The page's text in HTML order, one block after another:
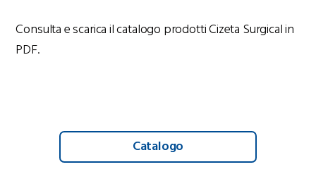
Consulta e scarica il catalogo prodotti Cizeta Surgical in
PDF.
Catalogo